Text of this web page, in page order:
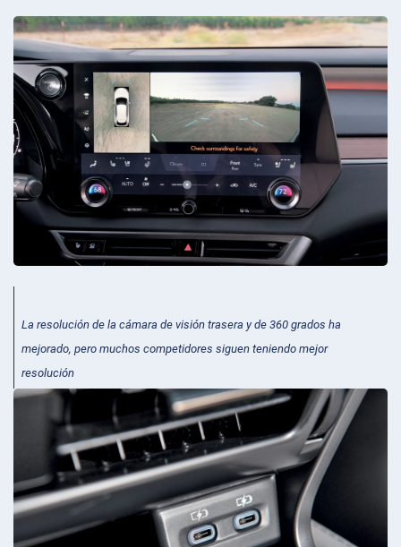
La resolución de la cámara de visión trasera y de 360 grados ha
mejorado, pero muchos competidores siguen teniendo mejor
resolución